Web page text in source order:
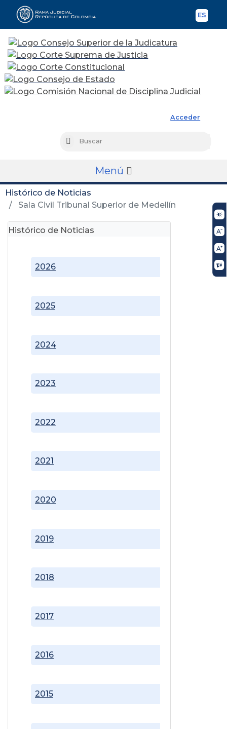
ES
Acceder
Buscar
Menú
Histórico de Noticias
Sala Civil Tribunal Superior de Medellín
Histórico de Noticias
2015
2016
2017
2018
2019
2020
2021
2022
2023
2024
2025
2026